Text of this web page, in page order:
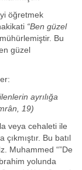
öğretmek
“Ben güzel
Bu
güzel
ayrılığa
19)
veya cehaleti ile
Bu batıl
Muhammed “”De
yolunda